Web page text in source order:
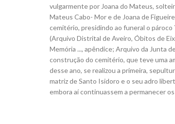
vulgarmente por Joana do Mateus,
Mateus Cabo- Mor e de Joana de
cemitério, presidindo ao funeral o pároco
(Arquivo Distrital de Aveiro, Óbitos de
Memória ..., apêndice; Arquivo da Junta
construção do cemitério, que teve uma
desse ano, se realizou a primeira,
matriz de Santo Isidoro e o seu adro
embora aí continuassem a permanecer